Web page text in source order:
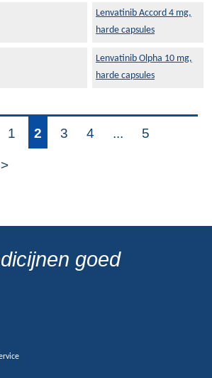
Lenvatinib Accord 4 mg,
harde capsules
Lenvatinib Olpha 10 mg,
harde capsules
1 2 3 4 ... 5
goed